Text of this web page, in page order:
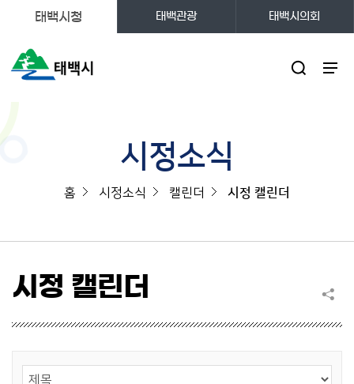
태백시청 태백관광 태백시의회
시정소식
홈 시정소식 캘린더 시정 캘린더
시정 캘린더